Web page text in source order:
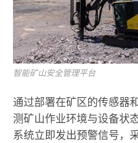
智能矿山安全管理平台
通过部署在矿区的传感器
测矿山作业环境与设备状
系统立即发出预警信号，